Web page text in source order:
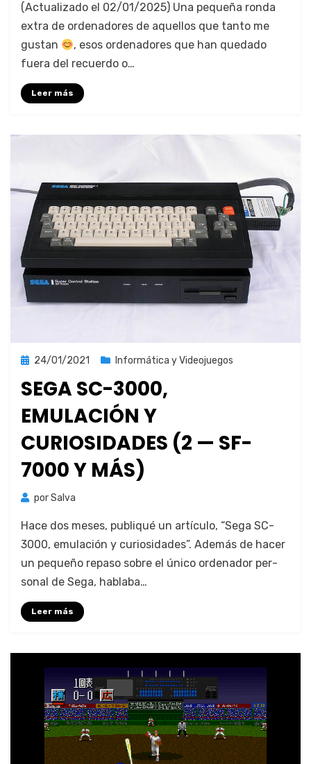
(Actu­al­iza­do el 02/01/2025) Una pequeña ron­da
extra de orde­nadores de aque­l­los que tan­to me
gus­tan
, esos orde­nadores que han queda­do
fuera del recuer­do o…
Leer más
Publicada
24/01/2021 Informática y Videojuegos
SEGA SC-3000,
EMULACIÓN Y
CURIOSIDADES (2 — SF-
7000 Y MÁS)
porSalva
Hace dos meses, publiqué un artícu­lo, “Sega SC-
3000, emu­lación y curiosi­dades”. Además de hac­er
un pequeño repa­so sobre el úni­co orde­nador per­
son­al de Sega, habla­ba…
Leer más